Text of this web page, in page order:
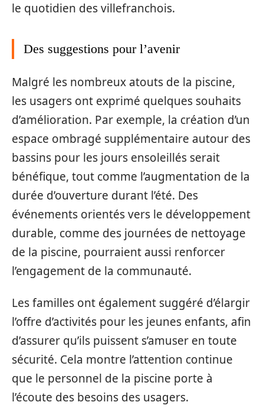
le quotidien des villefranchois.
Des suggestions pour l’avenir
Malgré les nombreux atouts de la piscine,
les usagers ont exprimé quelques souhaits
d’amélioration. Par exemple, la création d’un
espace ombragé supplémentaire autour des
bassins pour les jours ensoleillés serait
bénéfique, tout comme l’augmentation de la
durée d’ouverture durant l’été. Des
événements orientés vers le développement
durable, comme des journées de nettoyage
de la piscine, pourraient aussi renforcer
l’engagement de la communauté.
Les familles ont également suggéré d’élargir
l’offre d’activités pour les jeunes enfants, afin
d’assurer qu’ils puissent s’amuser en toute
sécurité. Cela montre l’attention continue
que le personnel de la piscine porte à
l’écoute des besoins des usagers.